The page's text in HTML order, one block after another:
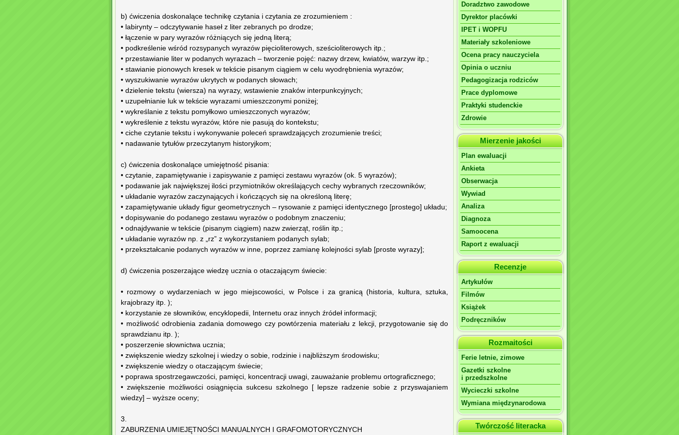
b) ćwiczenia doskonalące technikę czytania i czytania ze zrozumieniem :
• labirynty – odczytywanie haseł z liter zebranych po drodze;
• łączenie w pary wyrazów różniących się jedną literą;
• podkreślenie wśród rozsypanych wyrazów pięcioliterowych, sześcioliterowych itp.;
• przestawianie liter w podanych wyrazach – tworzenie pojęć: nazwy drzew, kwiatów, warzyw itp.;
• stawianie pionowych kresek w tekście pisanym ciągiem w celu wyodrębnienia wyrazów;
• wyszukiwanie wyrazów ukrytych w podanych słowach;
• dzielenie tekstu (wiersza) na wyrazy, wstawienie znaków interpunkcyjnych;
• uzupełnianie luk w tekście wyrazami umieszczonymi poniżej;
• wykreślanie z tekstu pomyłkowo umieszczonych wyrazów;
• wykreślenie z tekstu wyrazów, które nie pasują do kontekstu;
• ciche czytanie tekstu i wykonywanie poleceń sprawdzających zrozumienie treści;
• nadawanie tytułów przeczytanym historyjkom;
c) ćwiczenia doskonalące umiejętność pisania:
• czytanie, zapamiętywanie i zapisywanie z pamięci zestawu wyrazów (ok. 5 wyrazów);
• podawanie jak największej ilości przymiotników określających cechy wybranych rzeczowników;
• układanie wyrazów zaczynających i kończących się na określoną literę;
• zapamiętywanie układy figur geometrycznych – rysowanie z pamięci identycznego [prostego] układu;
• dopisywanie do podanego zestawu wyrazów o podobnym znaczeniu;
• odnajdywanie w tekście (pisanym ciągiem) nazw zwierząt, roślin itp.;
• układanie wyrazów np. z „rz” z wykorzystaniem podanych sylab;
• przekształcanie podanych wyrazów w inne, poprzez zamianę kolejności sylab [proste wyrazy];
d) ćwiczenia poszerzające wiedzę ucznia o otaczającym świecie:
• rozmowy o wydarzeniach w jego miejscowości, w Polsce i za granicą (historia, kultura, sztuka,
krajobrazy itp. );
• korzystanie ze słowników, encyklopedii, Internetu oraz innych źródeł informacji;
• możliwość odrobienia zadania domowego czy powtórzenia materiału z lekcji, przygotowanie się do
sprawdzianu itp. );
• poszerzenie słownictwa ucznia;
• zwiększenie wiedzy szkolnej i wiedzy o sobie, rodzinie i najbliższym środowisku;
• zwiększenie wiedzy o otaczającym świecie;
• poprawa spostrzegawczości, pamięci, koncentracji uwagi, zauważanie problemu ortograficznego;
• zwiększenie możliwości osiągnięcia sukcesu szkolnego [ lepsze radzenie sobie z przyswajaniem
wiedzy] – wyższe oceny;
3.
ZABURZENIA UMIEJĘTNOŚCI MANUALNYCH I GRAFOMOTORYCZNYCH
Doradztwo zawodowe
Dyrektor placówki
IPET i WOPFU
Materiały szkoleniowe
Ocena pracy nauczyciela
Opinia o uczniu
Pedagogizacja rodziców
Prace dyplomowe
Praktyki studenckie
Zdrowie
Mierzenie jakości
Plan ewaluacji
Ankieta
Obserwacja
Wywiad
Analiza
Diagnoza
Samoocena
Raport z ewaluacji
Recenzje
Artykułów
Filmów
Książek
Podręczników
Rozmaitości
Ferie letnie, zimowe
Gazetki szkolne
i przedszkolne
Wycieczki szkolne
Wymiana międzynarodowa
Twórczość literacka